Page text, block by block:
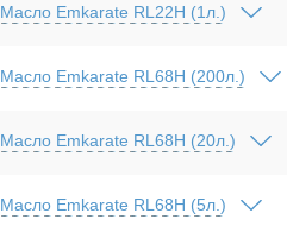
Масло Emkarate RL22H (1л.)
Масло Emkarate RL68H (200л.)
Масло Emkarate RL68H (20л.)
Масло Emkarate RL68H (5л.)